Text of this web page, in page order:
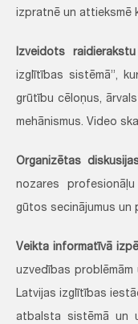
izpratnē un attieksmē
Izveidots
izglītības sistēmā”,
grūtību cēloņus,
mehānismus. Video
Organizētas
nozares
gūtos secinājumus un
Veikta informatīvā
uzvedības problēmām
Latvijas izglītības
atbalsta sistēmā un